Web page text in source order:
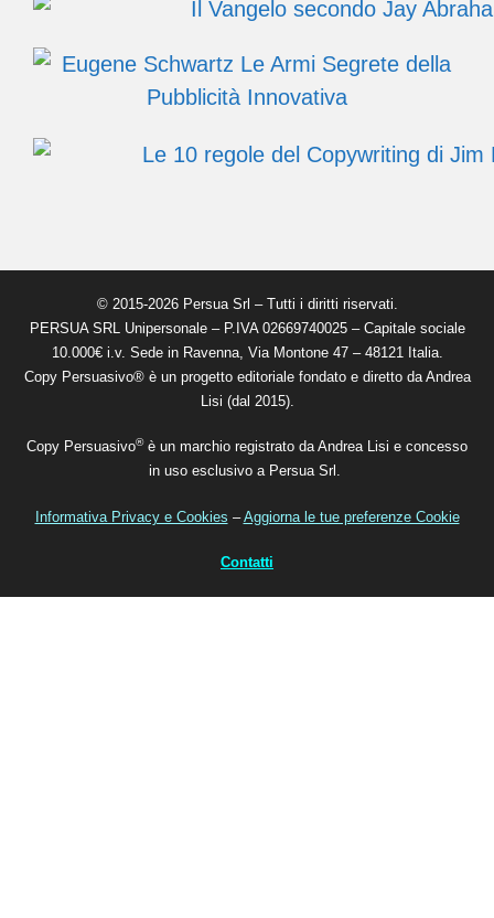
© 2015-2026 Persua Srl – Tutti i diritti riservati.
PERSUA SRL Unipersonale – P.IVA 02669740025 – Capitale sociale
10.000€ i.v. Sede in Ravenna, Via Montone 47 – 48121 Italia.
Copy Persuasivo® è un progetto editoriale fondato e diretto da Andrea
Lisi (dal 2015).
Copy Persuasivo®è un marchio registrato da Andrea Lisi e concesso
in uso esclusivo a Persua Srl.
Informativa Privacy e Cookies –Aggiorna le tue preferenze Cookie
Contatti